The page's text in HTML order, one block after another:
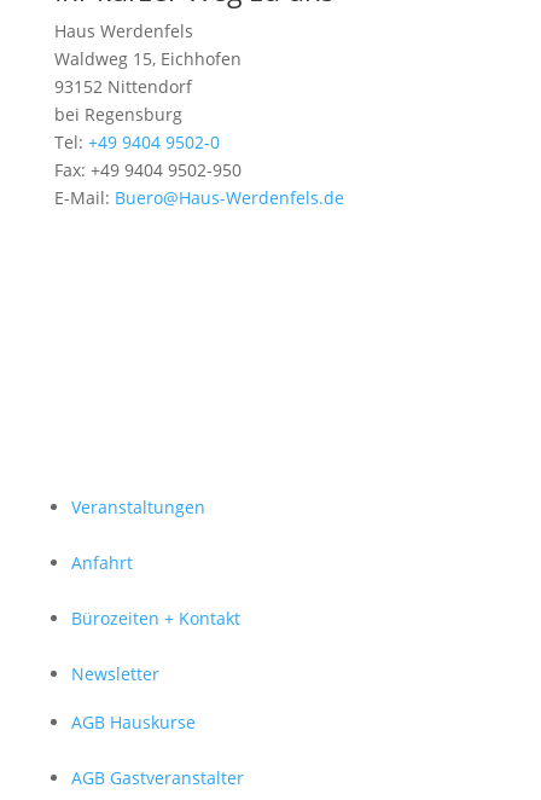
Haus Werdenfels
Waldweg 15, Eichhofen
93152 Nittendorf
bei Regensburg
Tel: +49 9404 9502-0
Fax: +49 9404 9502-950
E-Mail: Buero@Haus-Werdenfels.de
Veranstaltungen
Anfahrt
Bürozeiten + Kontakt
Newsletter
AGB Hauskurse
AGB Gastveranstalter